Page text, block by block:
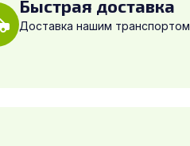
Быстрая доставка
Доставка нашим транспортом